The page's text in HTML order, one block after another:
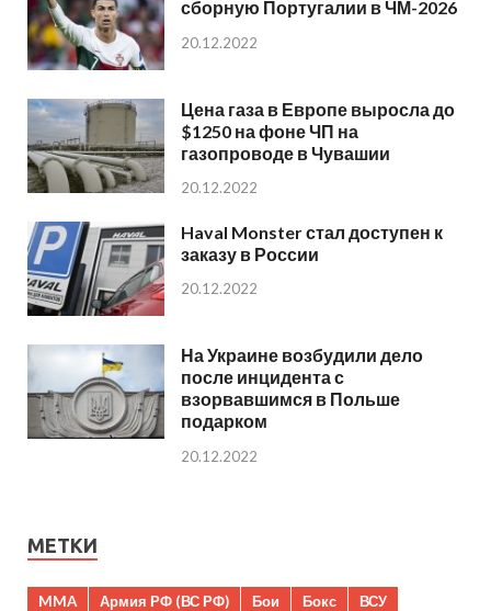
сборную Португалии в ЧМ-2026
20.12.2022
Цена газа в Европе выросла до
$1250 на фоне ЧП на
газопроводе в Чувашии
20.12.2022
Haval Monster стал доступен к
заказу в России
20.12.2022
На Украине возбудили дело
после инцидента с
взорвавшимся в Польше
подарком
20.12.2022
МЕТКИ
MMA Армия РФ (ВС РФ) Бои Бокс
ВСУ